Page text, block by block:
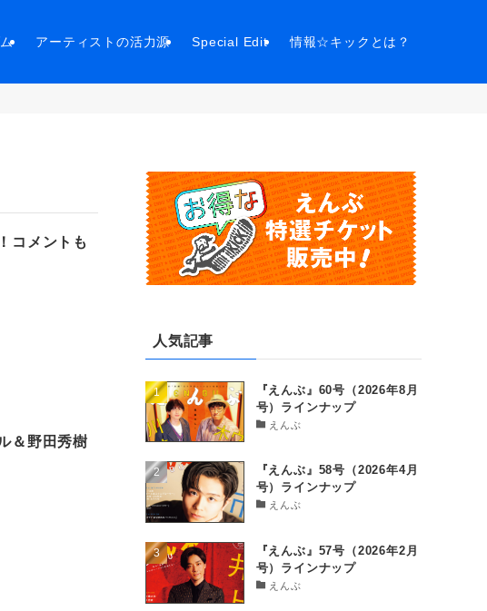
アーティストの活力源 Special Edit 情報☆キックとは？
コメントも
＆野田秀樹
人気記事
『えんぶ』60号（2026年8月
号）ラインナップ
えんぶ
『えんぶ』58号（2026年4月
号）ラインナップ
えんぶ
『えんぶ』57号（2026年2月
号）ラインナップ
えんぶ